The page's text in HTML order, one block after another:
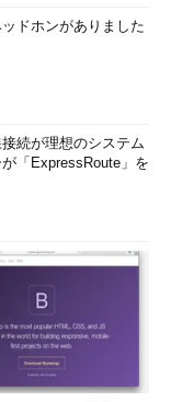
ドホンがありました
続が理想のシステム
「ExpressRoute」を